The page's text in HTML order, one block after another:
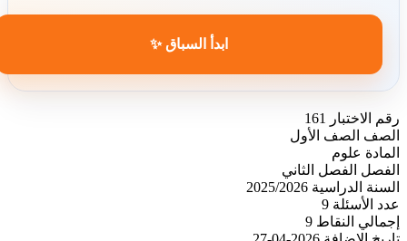
ابدأ السباق ✨
رقم الاختبار
161
الصف
الصف الأول
المادة
علوم
الفصل
الفصل الثاني
السنة الدراسية 2025/2026
عدد الأسئلة 9
إجمالي النقاط 9